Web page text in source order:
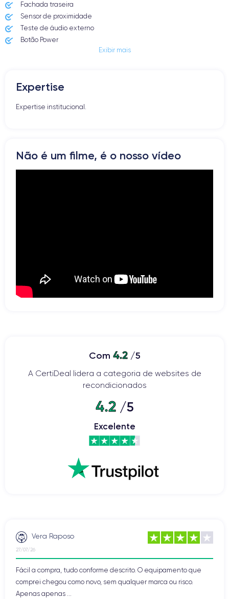
Fachada traseira
Sensor de proximidade
Teste de áudio externo
Botão Power
Entrada Jack ou Lightening
Altifalante
Botão Home
Vibrador
Prise USB
Exibir mais
Expertise
Expertise institucional.
Não é um filme, é o nosso vídeo
Com 4.2/5
A CertiDeal lidera a categoria de websites de
recondicionados
4.2/5
Excelente
Vera Raposo
27/07/26
Fácil a compra, tudo conforme descrito. O equipamento que
comprei chegou como novo, sem qualquer marca ou risco.
Apenas apenas ...